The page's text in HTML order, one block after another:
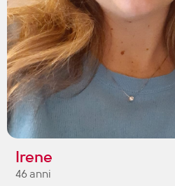
Irene
46 anni